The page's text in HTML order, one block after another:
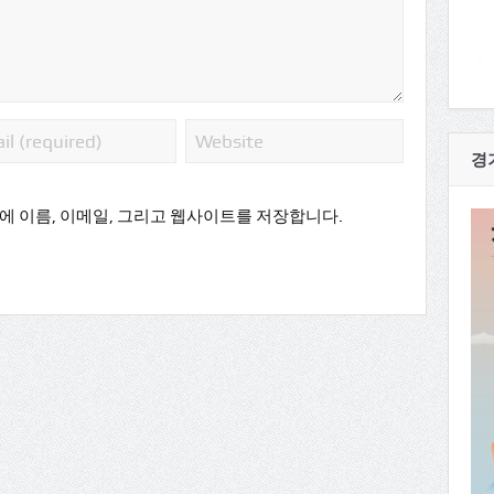
이름, 이메일, 그리고 웹사이트를 저장합니다.
경